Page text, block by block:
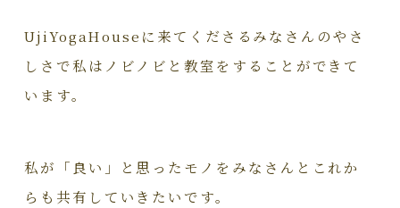
UjiYogaHouseに来てくださるみなさんのやさ
しさで私はノビノビと教室をすることができて
います。
私が「良い」と思ったモノをみなさんとこれか
らも共有していきたいです。